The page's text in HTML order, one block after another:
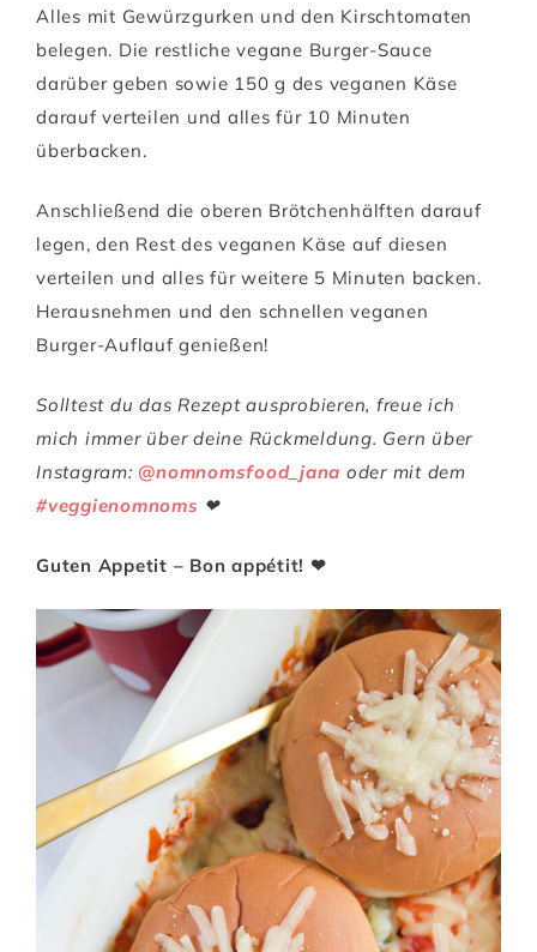
Alles mit Gewürzgurken und den Kirschtomaten
belegen. Die restliche vegane Burger-Sauce
darüber geben sowie 150 g des veganen Käse
darauf verteilen und alles für 10 Minuten
überbacken.
Anschließend die oberen Brötchenhälften darauf
legen, den Rest des veganen Käse auf diesen
verteilen und alles für weitere 5 Minuten backen.
Herausnehmen und den schnellen veganen
Burger-Auflauf genießen!
Solltest du das Rezept ausprobieren, freue ich
mich immer über deine Rückmeldung. Gern über
Instagram: @nomnomsfood_jana oder mit dem
#veggienomnoms ❤
Guten Appetit – Bon appétit! ❤